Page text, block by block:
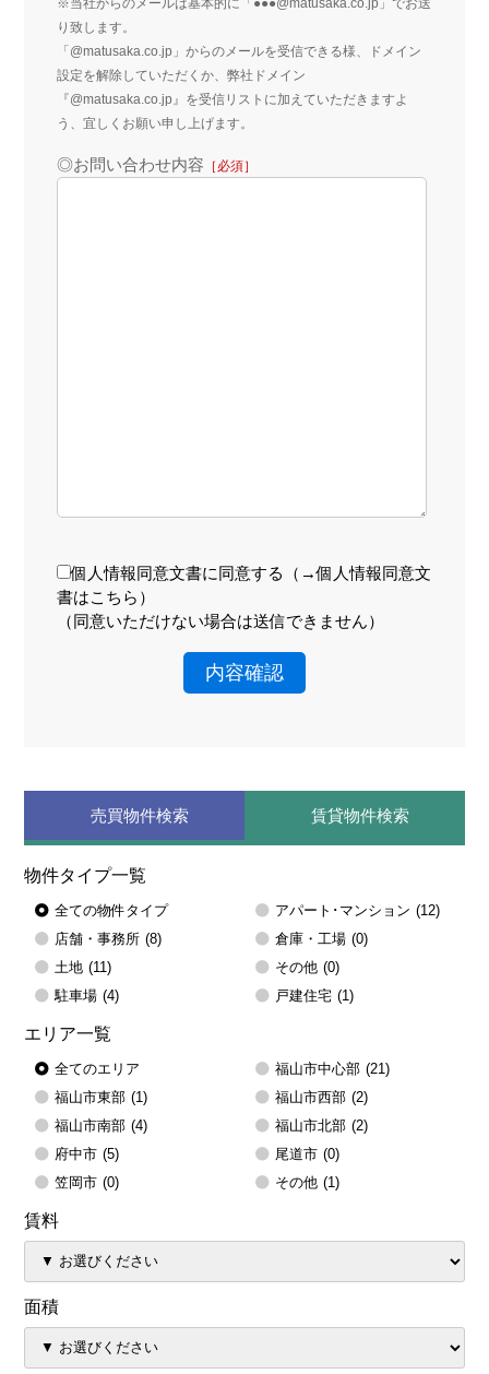
り致します。
「@matusaka.co.jp」からのメールを受信できる様、ドメイン
設定を解除していただくか、弊社ドメイン
『@matusaka.co.jp』を受信リストに加えていただきますよ
う、宜しくお願い申し上げます。
◎お問い合わせ内容 ［必須］
個人情報同意文書に同意する（ →個人情報同意文
書はこちら ）
（同意いただけない場合は送信できません）
内容確認
売買物件検索 賃貸物件検索
物件タイプ一覧
全ての物件タイプ アパート･マンション (12)
店舗・事務所 (8) 倉庫・工場 (0)
土地 (11) その他 (0)
駐車場 (4) 戸建住宅 (1)
エリア一覧
全てのエリア
福山市東部 (1) 福山市西部 (2)
福山市南部 (4) 福山市北部 (2)
福山市中心部 (21)
府中市 (5) 尾道市 (0)
笠岡市 (0) その他 (1)
賃料
面積